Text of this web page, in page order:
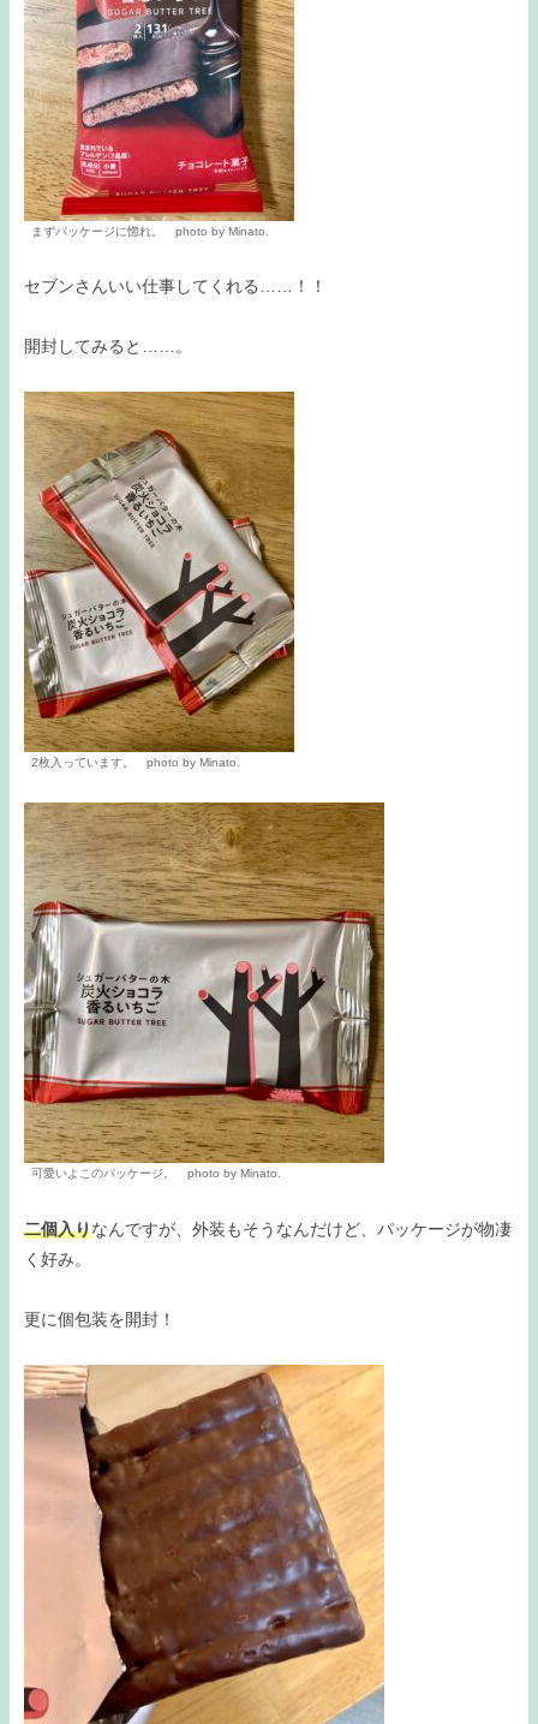
まずパッケージに惚れ。 photo by Minato.
セブンさんいい仕事してくれる……！！
開封してみると……。
2枚入っています。 photo by Minato.
可愛いよこのパッケージ。 photo by Minato.
二個入りなんですが、外装もそうなんだけど、パッケージが物凄
く好み。
更に個包装を開封！